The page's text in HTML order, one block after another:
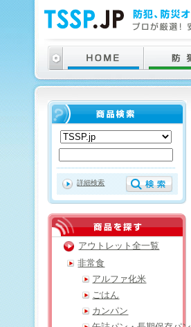
詳細検索
アウトレット全一覧
非常食
アルファ化米
ごはん
カンパン